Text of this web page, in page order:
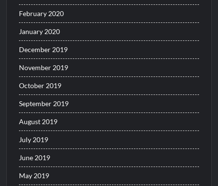
February 2020
January 2020
December 2019
November 2019
October 2019
September 2019
August 2019
July 2019
June 2019
May 2019